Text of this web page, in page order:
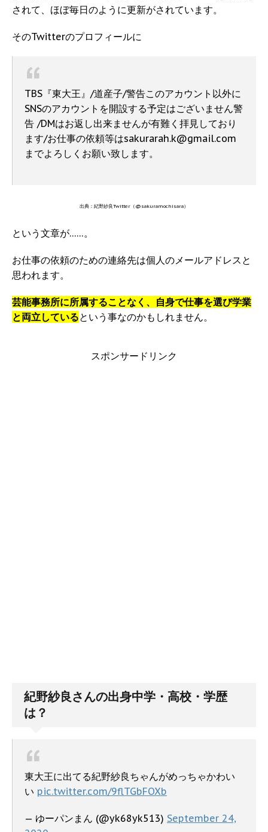
されて、ほぼ毎日のように更新がされています。
そのTwitterのプロフィールに
TBS『東大王』/道産子/警告このアカウント以外に
SNSのアカウントを開設する予定はございません警
告 /DMはお返し出来ませんが有難く拝見しており
ます/お仕事の依頼等はsakurarah.k@gmail.com
までよろしくお願い致します。
出典：紀野紗良Twitter（@sakuramochisara）
という文章が……。
お仕事の依頼のための連絡先は個人のメールアドレスと
思われます。
芸能事務所に所属することなく、自身で仕事を選び学業
と両立しているという事なのかもしれません。
スポンサードリンク
紀野紗良さんの出身中学・高校・学歴
は？
東大王に出てる紀野紗良ちゃんがめっちゃかわい
い pic.twitter.com/9flTGbFOXb
— ゆーパンまん (@yk68yk513) September 24,